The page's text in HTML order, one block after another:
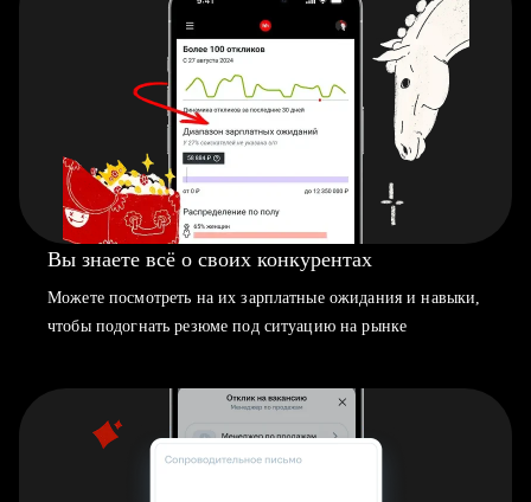
Вы знаете всё о своих конкурентах
Можете посмотреть на их зарплатные ожидания и навыки,
чтобы подогнать резюме под ситуацию на рынке